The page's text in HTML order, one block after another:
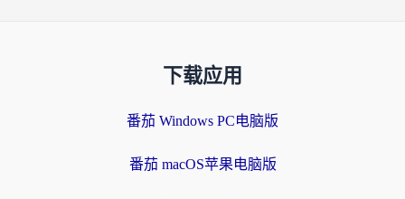
下载应用
番茄 Windows PC电脑版
番茄 macOS苹果电脑版